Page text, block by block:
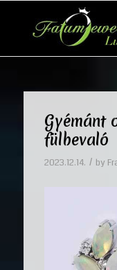
Gyémánt
fülbevaló
2023.12.14. / by